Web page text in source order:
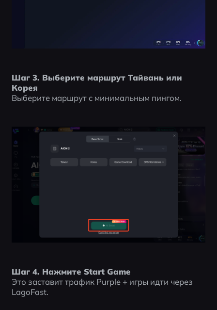
Шаг 3. Выберите маршрут Тайвань или
Корея
Выберите маршрут с минимальным пингом.
Шаг 4. Нажмите Start Game
Это заставит трафик Purple + игры идти через
LagoFast.